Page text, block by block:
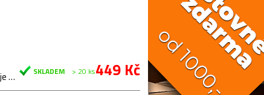
Špičkový 9-ti rychlostní řetěz KMC s označením E (E-bikes)Řetěz je určen především pro E-biky se…
SKLADEM > 20 ks449 Kč